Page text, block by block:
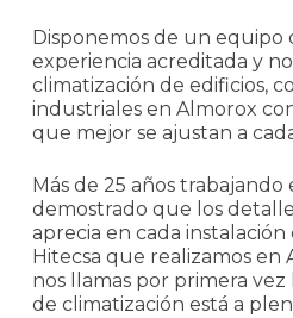
Disponemos de un equipo
experiencia acreditada y
climatización de edificios,
industriales en Almorox
que mejor se ajustan a
Más de 25 años
demostrado que los
aprecia en cada
Hitecsa que realizamos en
nos llamas por primera vez
de climatización está a